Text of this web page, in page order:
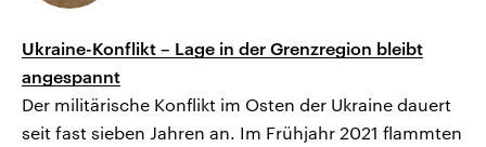
Ukraine-Konflikt – Lage in der Grenzregion bleibt
angespannt
Der militärische Konflikt im Osten der Ukraine dauert
seit fast sieben Jahren an. Im Frühjahr 2021 flammten